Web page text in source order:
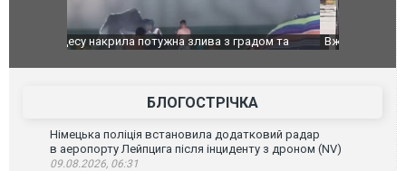
Вже вивели на тести: Ferrari готує оновлення
Вийшов
фільму
БЛОГОСТРІЧКА
Німецька поліція встановила додатковий радар
в аеропорту Лейпцига після інциденту з дроном (NV)
09.08.2026, 06:31